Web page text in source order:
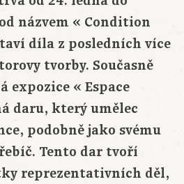
názvem « Condition
díla z posledních více
tvorby. Současně
expozice « Espace
daru, který umělec
podobně jako svému
Tento dar tvoří
reprezentativních děl,